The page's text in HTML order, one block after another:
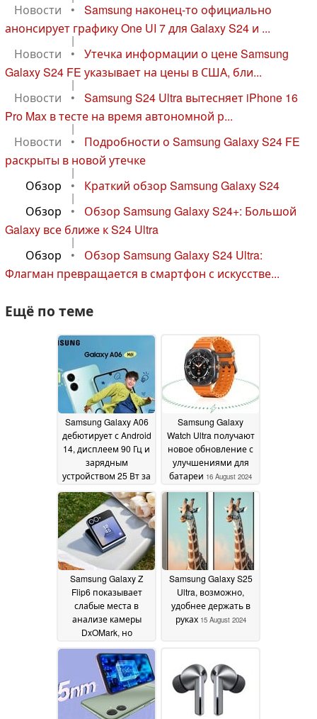
Новости
•
Samsung наконец-то официально
анонсирует графику One UI 7 для Galaxy S24 и ...
|
Новости
•
Утечка информации о цене Samsung
Galaxy S24 FE указывает на цены в США, бли...
|
Новости
•
Samsung S24 Ultra вытесняет iPhone 16
Pro Max в тесте на время автономной р...
|
Новости
•
Подробности о Samsung Galaxy S24 FE
раскрыты в новой утечке
|
Обзор
• Краткий обзор Samsung Galaxy S24
|
Обзор
•
Обзор Samsung Galaxy S24+: Большой
Galaxy все ближе к S24 Ultra
|
Обзор
•
Обзор Samsung Galaxy S24 Ultra:
Флагман превращается в смартфон с искусстве...
Ещё по теме
Samsung Galaxy A06
дебютирует с Android
14, дисплеем 90 Гц и
зарядным
устройством 25 Вт за
17 August 2024
Samsung Galaxy
Watch Ultra получают
новое обновление с
улучшениями для
батареи 16 August 2024
Samsung Galaxy Z
Flip6 показывает
слабые места в
анализе камеры
DxOMark, но
12 Pro15 August 2024
Samsung Galaxy S25
Ultra, возможно,
удобнее держать в
руках 15 August 2024